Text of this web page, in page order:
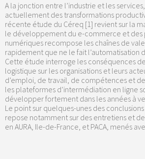
A la jonction entre l’industrie et les
actuellement des transformations
récente étude du Céreq [1] revient sur la
le développement du e-commerce et des
numériques recompose les chaînes de
rapidement que ne le fait l’automatisation
Cette étude interroge les conséquences
logistique sur les organisations et leurs
d’emploi, de travail, de compétences et
les plateformes d’intermédiation en ligne
développer fortement dans les années à
Le point sur quelques-unes des
repose notamment sur des entretiens et
en AURA, Ile-de-France, et PACA, menés